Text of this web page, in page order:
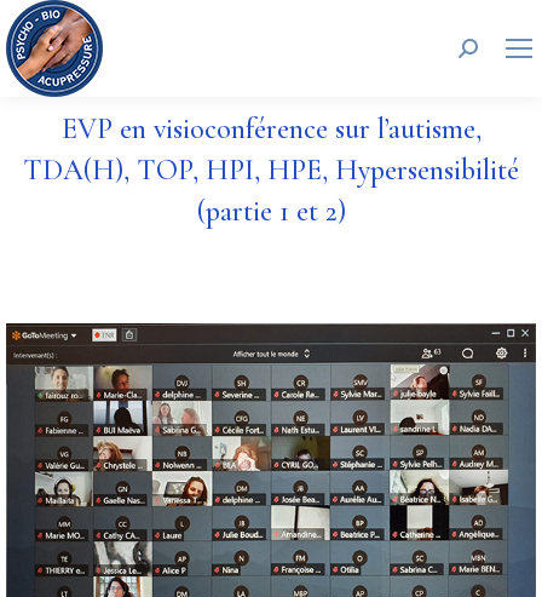
EVP en visioconférence sur l’autisme,
TDA(H), TOP, HPI, HPE, Hypersensibilité
(partie 1 et 2)